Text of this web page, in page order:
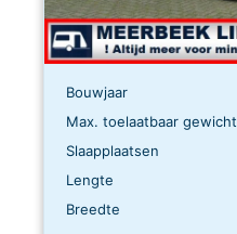
Bouwjaar
Max. toelaatbaar gewicht
Slaapplaatsen
Lengte
Breedte